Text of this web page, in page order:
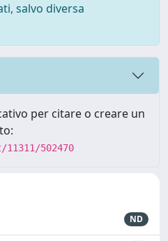
salvo diversa
per citare o creare un
502470
ND